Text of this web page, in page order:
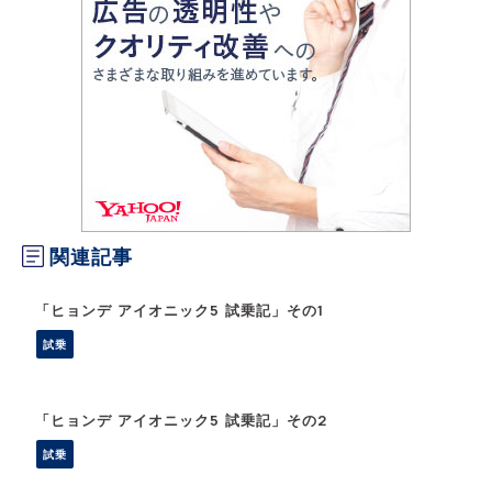
関連記事
「ヒョンデ アイオニック5 試乗記」その1
試乗
「ヒョンデ アイオニック5 試乗記」その2
試乗